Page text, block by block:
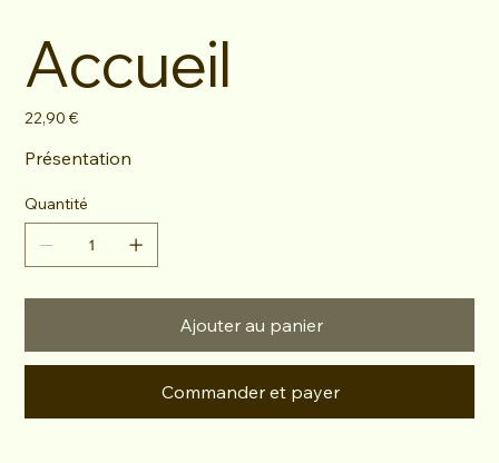
Accueil
Prix
22,90 €
Présentation
Quantité
Ajouter au panier
Commander et payer